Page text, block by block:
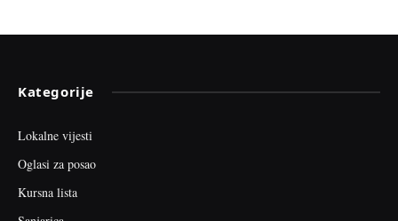
Kategorije
Lokalne vijesti
Oglasi za posao
Kursna lista